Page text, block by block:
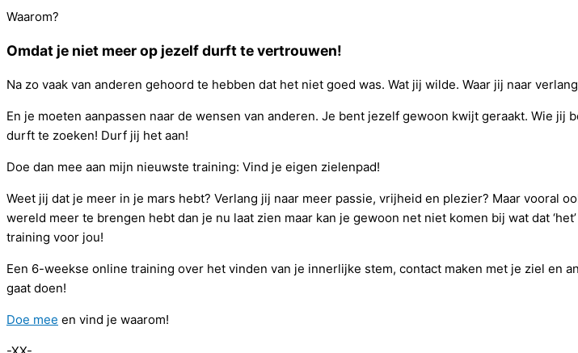
Waarom?
Omdat je niet meer op jezelf durft te vertrouwen!
Na zo vaak van anderen gehoord te hebben dat het niet goed was. Wat jij wilde. Waar jij naar
En je moeten aanpassen naar de wensen van anderen. Je bent jezelf gewoon kwijt geraakt. Wie
durft te zoeken! Durf jij het aan!
Doe dan mee aan mijn nieuwste training: Vind je eigen zielenpad!
Weet jij dat je meer in je mars hebt? Verlang jij naar meer passie, vrijheid en plezier? Maar vooral
wereld meer te brengen hebt dan je nu laat zien maar kan je gewoon net niet komen bij wat dat
training voor jou!
Een 6-weekse online training over het vinden van je innerlijke stem, contact maken met je ziel en
gaat doen!
Doe mee en vind je waarom!